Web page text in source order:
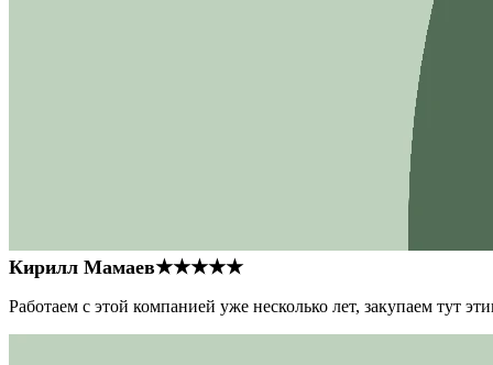
Кирилл Мамаев★★★★★
Работаем с этой компанией уже несколько лет, закупаем тут